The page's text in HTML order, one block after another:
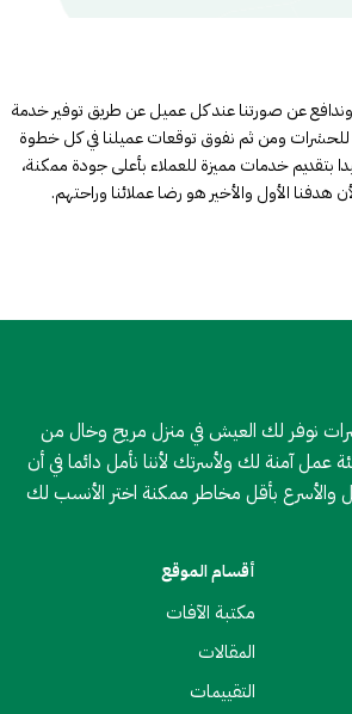
عن صورتنا عند كل عميل عن طريق توفير خدمة
للحشرات ومن ثم نفوق توقعات عميلنا في كل خطوة
بتقديم خدمات مميزة للعملاء بأعلى جودة ممكنة،
هدفنا الأول والأخير هو رضا عملائنا وراحتهم.
نوفر لك العيش في منزل مريح وخال من
عمل آمنة لك ولأسرتك لأننا نأمل دائما في أن
بأقل مخاطر ممكنة اختر الأنسب لك
أقسام الموقع
مكتبة الآفات
المقالات
التقييمات